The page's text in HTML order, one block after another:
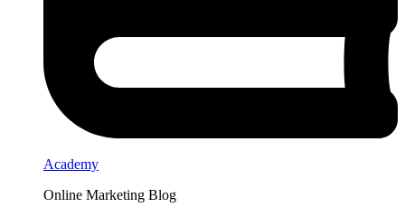
Academy
Online Marketing Blog